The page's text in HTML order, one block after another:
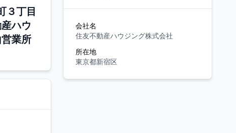
３丁目
ハウ
業所
会社名
住友不動産ハウジング株式会社
所在地
東京都新宿区